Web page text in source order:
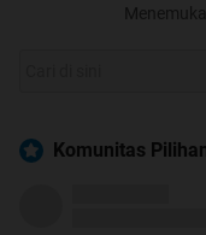
Komunitas